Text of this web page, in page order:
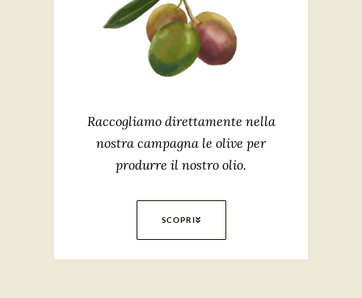
Raccogliamo direttamente nella
nostra campagna le olive per
produrre il nostro olio.
SCOPRI